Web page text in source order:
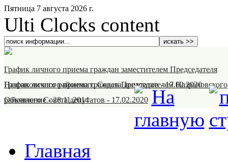
Пятница 7 августа 2026 г.
Ulti Clocks content
График личного приема граждан заместителем Председателя
Назрановского районного Совета депутатов-17.02.2020
График личного приема граждан Председателем Назрановского
районного Совета депутатов - 17.02.2020
Объявление-28.11.2014
Главная